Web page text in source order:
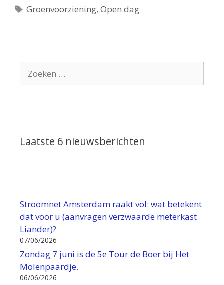
Tags
Groenvoorziening,Open dag
naar:
Laatste 6 nieuwsberichten
Stroomnet Amsterdam raakt vol: wat betekent
dat voor u (aanvragen verzwaarde meterkast
Liander)?
07/06/2026
Zondag 7 juni is de 5e Tour de Boer bij Het
Molenpaardje.
06/06/2026